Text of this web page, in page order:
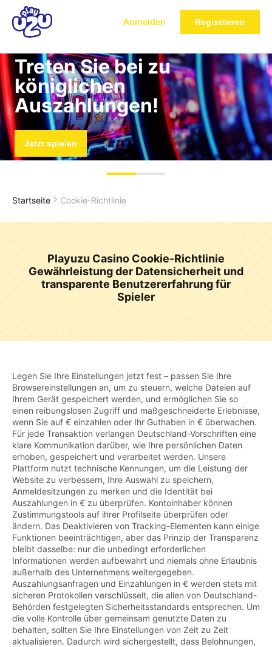
Anmelden Registrieren
Treten Sie bei zu
königlichen
Auszahlungen!
Jetzt spielen
Startseite Cookie-Richtlinie
Playuzu Casino Cookie-Richtlinie
Gewährleistung der Datensicherheit und
transparente Benutzererfahrung für
Spieler
Legen Sie Ihre Einstellungen jetzt fest – passen Sie Ihre
Browsereinstellungen an, um zu steuern, welche Dateien auf
Ihrem Gerät gespeichert werden, und ermöglichen Sie so
einen reibungslosen Zugriff und maßgeschneiderte Erlebnisse,
wenn Sie auf € einzahlen oder Ihr Guthaben in € überwachen.
Für jede Transaktion verlangen Deutschland-Vorschriften eine
klare Kommunikation darüber, wie Ihre persönlichen Daten
erhoben, gespeichert und verarbeitet werden. Unsere
Plattform nutzt technische Kennungen, um die Leistung der
Website zu verbessern, Ihre Auswahl zu speichern,
Anmeldesitzungen zu merken und die Identität bei
Auszahlungen in € zu überprüfen. Kontoinhaber können
Zustimmungstools auf ihrer Profilseite überprüfen oder
ändern. Das Deaktivieren von Tracking-Elementen kann einige
Funktionen beeinträchtigen, aber das Prinzip der Transparenz
bleibt dasselbe: nur die unbedingt erforderlichen
Informationen werden aufbewahrt und niemals ohne Erlaubnis
außerhalb des Unternehmens weitergegeben.
Auszahlungsanfragen und Einzahlungen in € werden stets mit
sicheren Protokollen verschlüsselt, die allen von Deutschland-
Behörden festgelegten Sicherheitsstandards entsprechen. Um
die volle Kontrolle über gemeinsam genutzte Daten zu
behalten, sollten Sie Ihre Einstellungen von Zeit zu Zeit
aktualisieren. Dadurch wird sichergestellt, dass Belohnungen,